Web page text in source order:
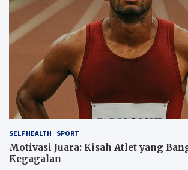
SELF HEALTH SPORT
Motivasi Juara: Kisah Atlet yang
Kegagalan